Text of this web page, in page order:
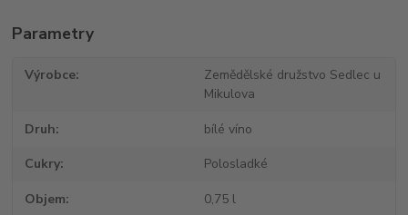
Parametry
Výrobce
Zemědělské družstvo Sedlec u
Mikulova
Druh bílé víno
Cukry Polosladké
Objem 0,75 l